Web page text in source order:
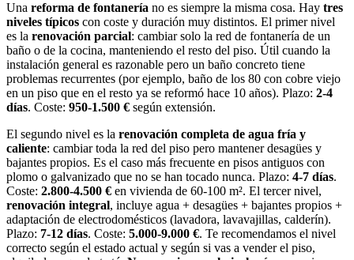
Una reforma de fontanería no es siempre la misma cosa. Hay tres
niveles típicos con coste y duración muy distintos. El primer nivel
es la renovación parcial: cambiar solo la red de fontanería de un
baño o de la cocina, manteniendo el resto del piso. Útil cuando la
instalación general es razonable pero un baño concreto tiene
problemas recurrentes (por ejemplo, baño de los 80 con cobre viejo
en un piso que en el resto ya se reformó hace 10 años). Plazo: 2-4
días. Coste: 950-1.500 € según extensión.
El segundo nivel es la renovación completa de agua fría y
caliente: cambiar toda la red del piso pero mantener desagües y
bajantes propios. Es el caso más frecuente en pisos antiguos con
plomo o galvanizado que no se han tocado nunca. Plazo: 4-7 días.
Coste: 2.800-4.500 € en vivienda de 60-100 m². El tercer nivel,
renovación integral, incluye agua + desagües + bajantes propios +
adaptación de electrodomésticos (lavadora, lavavajillas, calderín).
Plazo: 7-12 días. Coste: 5.000-9.000 €. Te recomendamos el nivel
correcto según el estado actual y según si vas a vender el piso,